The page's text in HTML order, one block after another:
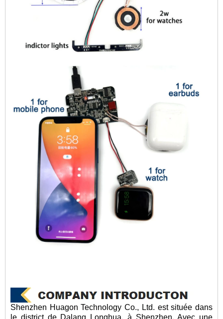
Shenzhen Huagon Technology Co., Ltd. est située dans
le district de Dalang Longhua, à Shenzhen. Avec une